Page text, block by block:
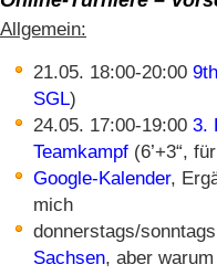
Allgemein:
21.05. 18:00-20:00
SGL)
24.05. 17:00-19:00 3.
Teamkampf (6’+3“,
Google-Kalender,
mich
donnerstags/
Sachsen, aber